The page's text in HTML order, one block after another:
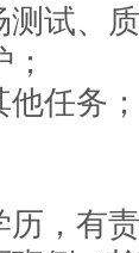
试、
任务；
历，有